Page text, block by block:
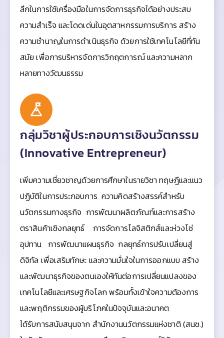
ลึกในการใช้เครื่องมือในการจัดการธุรกิจได้อย่างประสบ
ความสำเร็จ และโดดเด่นในอุตสาหกรรมการบริการ สร้าง
ความชำนาญในการดำเนินธุรกิจ ด้วยการใช้เทคโนโลยีที่ทัน
สมัย เพื่อการบริหารจัดการวิกฤตการณ์ และความหลาก
หลายทางวัฒนธรรม
กลุ่มวิชาผู้ประกอบการเชิงนวัตกรรม
(Innovative Entrepreneur)
เพิ่มความเชี่ยวชาญด้วยการศึกษาในรายวิชา ทฤษฎีและแนว
ปฏิบัติในการประกอบการ ความคิดสร้างสรรค์สำหรับ
นวัตกรรมทางธุรกิจ การพัฒนาผลิตภัณฑ์และการสร้าง
ตราสินค้าเชิงกลยุทธ์ การจัดการโลจิสติกส์และห่วงโซ่
อุปทาน การพัฒนาแผนธุรกิจ กลยุทธ์การปรับเปลี่ยนสู่
ดิจิทัล เพื่อเสริมทักษะ และความมั่นใจในการออกแบบ สร้าง
และพัฒนาธุรกิจของตนเองให้ทันต่อการเปลี่ยนแปลงของ
เทคโนโลยีและเศรษฐกิจโลก พร้อมทั้งเข้าใจความต้องการ
และพฤติกรรมของผู้บริโภคในปัจจุบันและอนาคต
ได้รับการสนับสนุนจาก สำนักงานนวัตกรรมแห่งชาติ (สนช.)